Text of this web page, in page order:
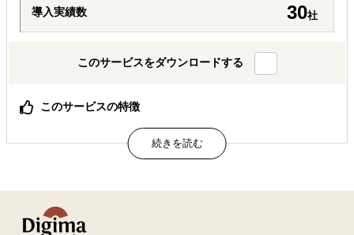
導入実績数 30社
このサービスをダウンロードする
このサービスの特徴
インド進出コンサルティング・オンライン健康医療相談サ
ービス
海外進出総合支援